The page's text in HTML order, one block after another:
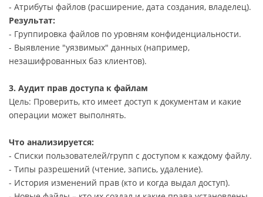
- Атрибуты файлов (расширение, дата создания, владелец).
Результат:
- Группировка файлов по уровням конфиденциальности.
- Выявление "уязвимых" данных (например,
незашифрованных баз клиентов).
3. Аудит прав доступа к файлам
Цель: Проверить, кто имеет доступ к документам и какие
операции может выполнять.
Что анализируется:
- Списки пользователей/групп с доступом к каждому файлу.
- Типы разрешений (чтение, запись, удаление).
- История изменений прав (кто и когда выдал доступ).